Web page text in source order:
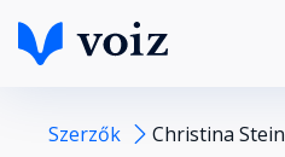
Szerzők Christina Stein